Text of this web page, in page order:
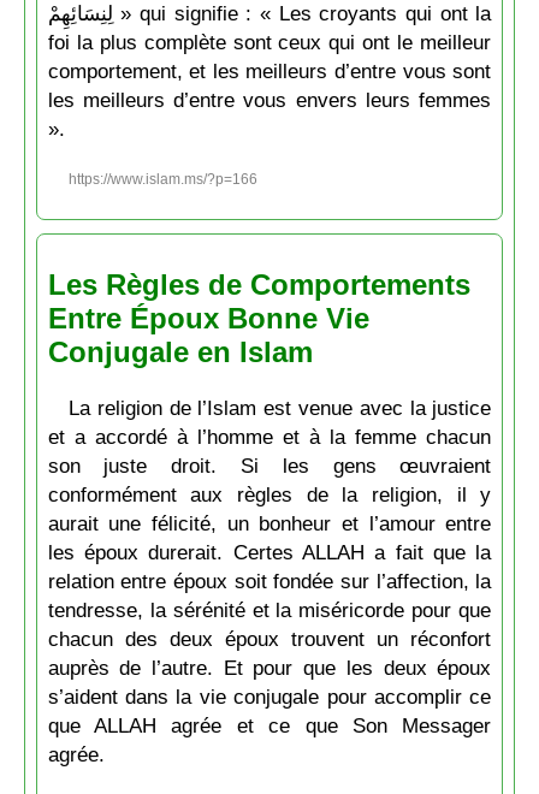
لِنِسَائِهِمْ » qui signifie : « Les croyants qui ont la
foi la plus complète sont ceux qui ont le meilleur
comportement, et les meilleurs d’entre vous sont
les meilleurs d’entre vous envers leurs femmes
».
https://www.islam.ms/?p=166
Les Règles de Comportements
Entre Époux Bonne Vie
Conjugale en Islam
La religion de l’Islam est venue avec la justice
et a accordé à l’homme et à la femme chacun
son juste droit. Si les gens œuvraient
conformément aux règles de la religion, il y
aurait une félicité, un bonheur et l’amour entre
les époux durerait. Certes ALLAH a fait que la
relation entre époux soit fondée sur l’affection, la
tendresse, la sérénité et la miséricorde pour que
chacun des deux époux trouvent un réconfort
auprès de l’autre. Et pour que les deux époux
s’aident dans la vie conjugale pour accomplir ce
que ALLAH agrée et ce que Son Messager
agrée.